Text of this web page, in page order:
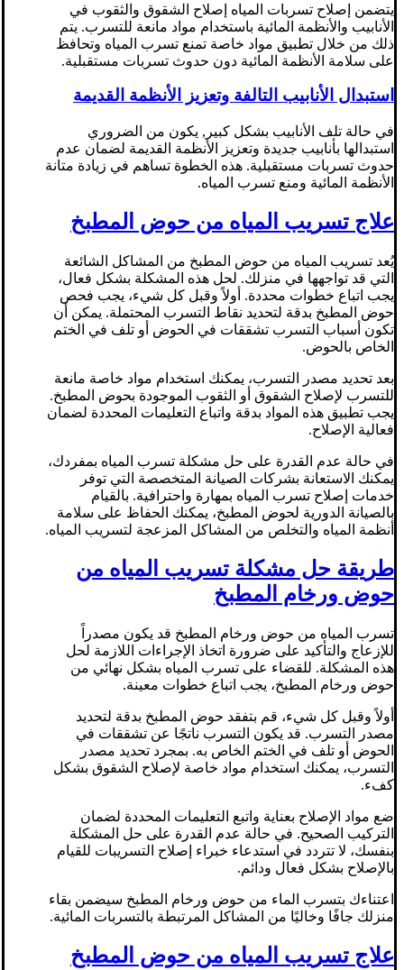
يتضمن إصلاح تسربات المياه إصلاح الشقوق والثقوب في
الأنابيب والأنظمة المائية باستخدام مواد مانعة للتسرب. يتم
ذلك من خلال تطبيق مواد خاصة تمنع تسرب المياه وتحافظ
على سلامة الأنظمة المائية دون حدوث تسربات مستقبلية.
استبدال الأنابيب التالفة وتعزيز الأنظمة القديمة
في حالة تلف الأنابيب بشكل كبير, يكون من الضروري
استبدالها بأنابيب جديدة وتعزيز الأنظمة القديمة لضمان عدم
حدوث تسربات مستقبلية. هذه الخطوة تساهم في زيادة متانة
الأنظمة المائية ومنع تسرب المياه.
علاج تسريب المياه من حوض المطبخ
يُعد تسريب المياه من حوض المطبخ من المشاكل الشائعة
التي قد تواجهها في منزلك. لحل هذه المشكلة بشكل فعال،
يجب اتباع خطوات محددة. أولاً وقبل كل شيء، يجب فحص
حوض المطبخ بدقة لتحديد نقاط التسرب المحتملة. يمكن أن
تكون أسباب التسرب تشققات في الحوض أو تلف في الختم
الخاص بالحوض.
بعد تحديد مصدر التسرب، يمكنك استخدام مواد خاصة مانعة
للتسرب لإصلاح الشقوق أو الثقوب الموجودة بحوض المطبخ.
يجب تطبيق هذه المواد بدقة واتباع التعليمات المحددة لضمان
فعالية الإصلاح.
في حالة عدم القدرة على حل مشكلة تسرب المياه بمفردك،
يمكنك الاستعانة بشركات الصيانة المتخصصة التي توفر
خدمات إصلاح تسرب المياه بمهارة واحترافية. بالقيام
بالصيانة الدورية لحوض المطبخ، يمكنك الحفاظ على سلامة
أنظمة المياه والتخلص من المشاكل المزعجة لتسريب المياه.
طريقة حل مشكلة تسريب المياه من
حوض ورخام المطبخ
تسرب المياه من حوض ورخام المطبخ قد يكون مصدراً
للإزعاج والتأكيد على ضرورة اتخاذ الإجراءات اللازمة لحل
هذه المشكلة. للقضاء على تسرب المياه بشكل نهائي من
حوض ورخام المطبخ، يجب اتباع خطوات معينة.
أولاً وقبل كل شيء، قم بتفقد حوض المطبخ بدقة لتحديد
مصدر التسرب. قد يكون التسرب ناتجًا عن تشققات في
الحوض أو تلف في الختم الخاص به. بمجرد تحديد مصدر
التسرب، يمكنك استخدام مواد خاصة لإصلاح الشقوق بشكل
كفء.
ضع مواد الإصلاح بعناية واتبع التعليمات المحددة لضمان
التركيب الصحيح. في حالة عدم القدرة على حل المشكلة
بنفسك، لا تتردد في استدعاء خبراء إصلاح التسريبات للقيام
بالإصلاح بشكل فعال ودائم.
اعتناءك بتسرب الماء من حوض ورخام المطبخ سيضمن بقاء
منزلك جافًا وخاليًا من المشاكل المرتبطة بالتسربات المائية.
علاج تسريب المياه من حوض المطبخ